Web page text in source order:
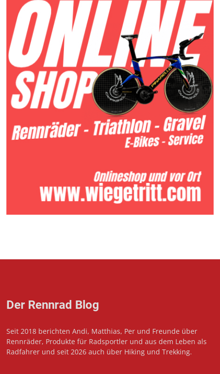
Der Rennrad Blog
Seit 2018 berichten Andi, Matthias, Per und Freunde über
Rennräder, Produkte für Radsportler und aus dem Leben als
Radfahrer und seit 2026 auch über Hiking und Trekking.